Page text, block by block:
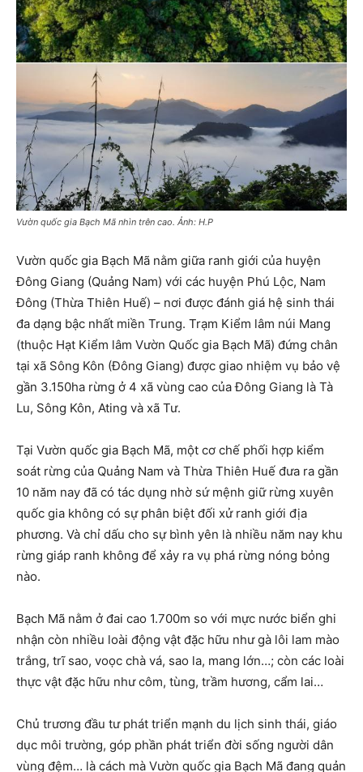
Vườn quốc gia Bạch Mã nhìn trên cao. Ảnh: H.P
Vườn quốc gia Bạch Mã nằm giữa ranh giới của huyện
Đông Giang (Quảng Nam) với các huyện Phú Lộc, Nam
Đông (Thừa Thiên Huế) – nơi được đánh giá hệ sinh thái
đa dạng bậc nhất miền Trung. Trạm Kiểm lâm núi Mang
(thuộc Hạt Kiểm lâm Vườn Quốc gia Bạch Mã) đứng chân
tại xã Sông Kôn (Đông Giang) được giao nhiệm vụ bảo vệ
gần 3.150ha rừng ở 4 xã vùng cao của Đông Giang là Tà
Lu, Sông Kôn, Ating và xã Tư.
Tại Vườn quốc gia Bạch Mã, một cơ chế phối hợp kiểm
soát rừng của Quảng Nam và Thừa Thiên Huế đưa ra gần
10 năm nay đã có tác dụng nhờ sứ mệnh giữ rừng xuyên
quốc gia không có sự phân biệt đối xử ranh giới địa
phương. Và chỉ dấu cho sự bình yên là nhiều năm nay khu
rừng giáp ranh không để xảy ra vụ phá rừng nóng bỏng
nào.
Bạch Mã nằm ở đai cao 1.700m so với mực nước biển ghi
nhận còn nhiều loài động vật đặc hữu như gà lôi lam mào
trắng, trĩ sao, voọc chà vá, sao la, mang lớn…; còn các loài
thực vật đặc hữu như côm, tùng, trầm hương, cẩm lai…
Chủ trương đầu tư phát triển mạnh du lịch sinh thái, giáo
dục môi trường, góp phần phát triển đời sống người dân
vùng đệm… là cách mà Vườn quốc gia Bạch Mã đang quản